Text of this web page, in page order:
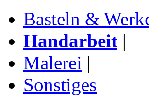
Basteln &
Handarbeit |
Malerei |
Sonstiges